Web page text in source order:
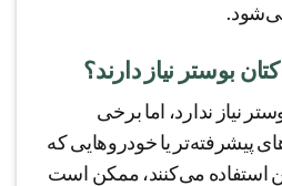
بوستر نیاز دارند؟
نیاز ندارد، اما برخی
پیشرفته‌تر یا خودروهایی که
استفاده می‌کنند، ممکن است